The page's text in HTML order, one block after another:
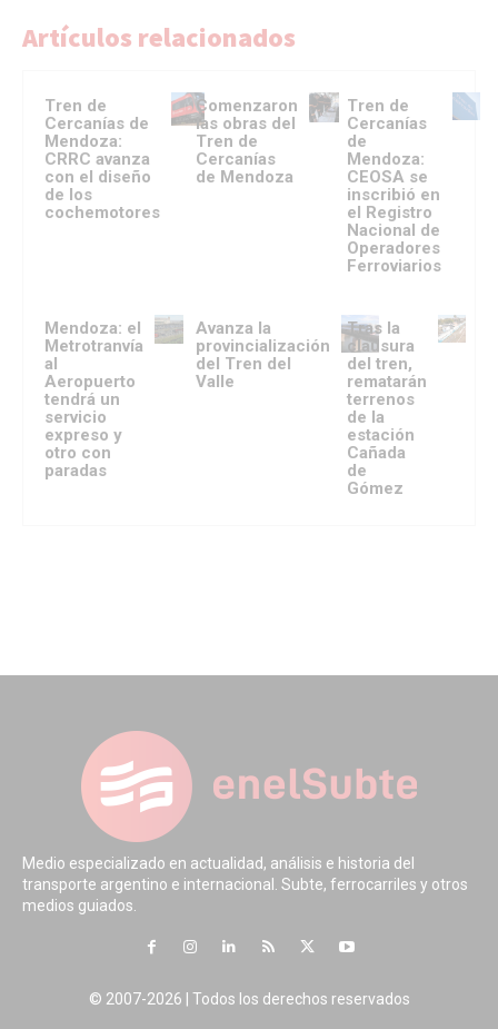
Artículos relacionados
Tren de
Cercanías de
Mendoza:
CRRC avanza
con el diseño
de los
cochemotores
Comenzaron
las obras del
Tren de
Cercanías
de Mendoza
Tren de
Cercanías
de
Mendoza:
CEOSA se
inscribió en
el Registro
Nacional de
Operadores
Ferroviarios
Mendoza: el
Metrotranvía
al
Aeropuerto
tendrá un
servicio
expreso y
otro con
paradas
Avanza la
provincialización
del Tren del
Valle
Tras la
clausura
del tren,
rematarán
terrenos
de la
estación
Cañada
de
Gómez
Medio especializado en actualidad, análisis e historia del
transporte argentino e internacional. Subte, ferrocarriles y otros
medios guiados.
© 2007-2026 | Todos los derechos reservados